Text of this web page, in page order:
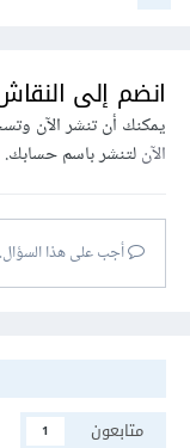
انضم إلى النقاش
يمكنك أن تنشر الآن
الآنلتنشر باسم حسابك.
أجب على هذا
متابعون
1